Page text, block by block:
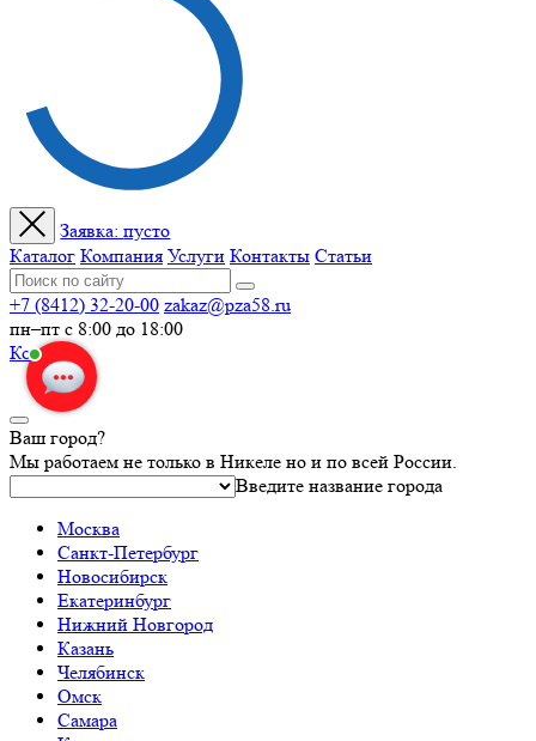
Заявка:пусто
Каталог Компания Услуги Контакты Статьи
+7 (8412) 32-20-00 zakaz@pza58.ru
пн–пт с 8:00 до 18:00
Корзина
Ваш город?
Мы работаем не только в Никеле но и по всей России.
Введите название города
Москва
Санкт-Петербург
Новосибирск
Екатеринбург
Нижний Новгород
Казань
Челябинск
Омск
Самара